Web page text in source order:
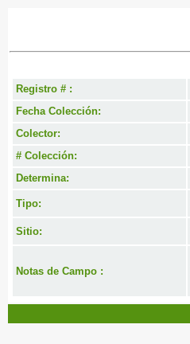
Registro # :
Fecha Colección:
Colector:
# Colección:
Determina:
Tipo:
Sitio:
Notas de Campo :